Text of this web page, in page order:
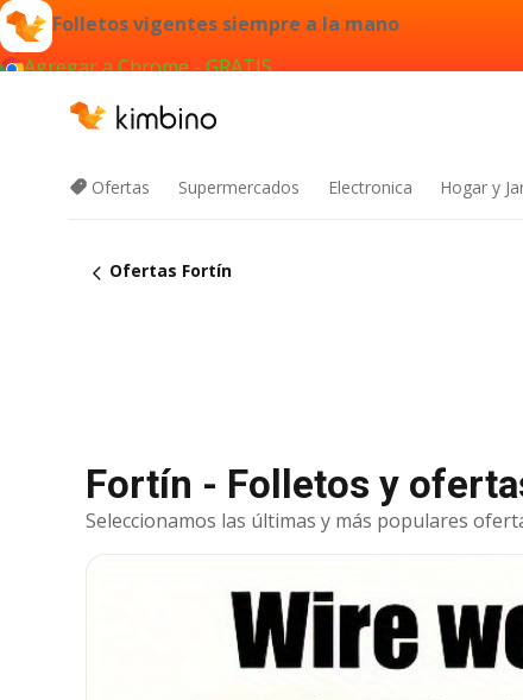
Folletos vigentes siempre a la mano
Agregar a Chrome - GRATIS
Ofertas Supermercados Electronica Hogar y
Ofertas Fortín
Fortín - Folletos y
Seleccionamos las últimas y más populares